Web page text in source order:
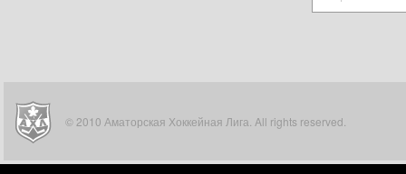
© 2010 Аматорская Хоккейная Лига. All rights reserved.